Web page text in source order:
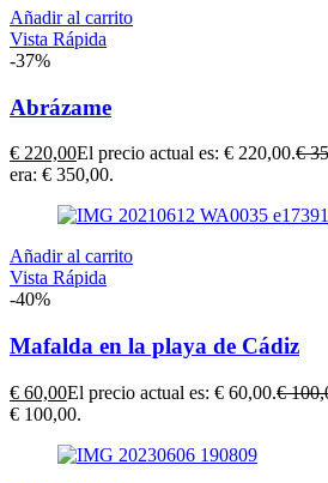
Añadir al carrito
Vista Rápida
-37%
Abrázame
€ 220,00El precio actual es: € 220,00.€
era: € 350,00.
Añadir al carrito
Vista Rápida
-40%
Mafalda en la playa de Cádiz
€ 60,00El precio actual es: € 60,00.€
€ 100,00.